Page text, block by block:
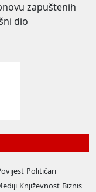
zapuštenih
dio
Političari
Književnost Biznis